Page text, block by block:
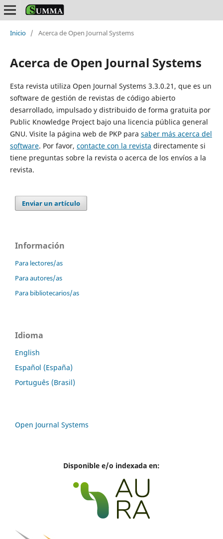
Inicio / Acerca de Open Journal Systems
Acerca de Open Journal Systems
Esta revista utiliza Open Journal Systems 3.3.0.21, que es un
software de gestión de revistas de código abierto
desarrollado, impulsado y distribuido de forma gratuita por
Public Knowledge Project bajo una licencia pública general
GNU. Visite la página web de PKP para saber más acerca del
software. Por favor, contacte con la revista directamente si
tiene preguntas sobre la revista o acerca de los envíos a la
revista.
Enviar un artículo
Información
Para lectores/as
Para autores/as
Para bibliotecarios/as
Idioma
English
Español (España)
Português (Brasil)
Open Journal Systems
Disponible e/o indexada en: